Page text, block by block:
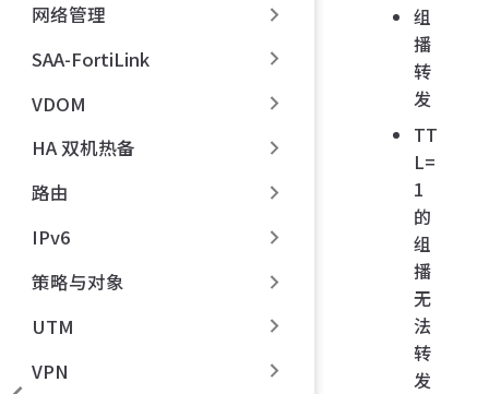
网络管理
SAA-FortiLink
VDOM
HA 双机热备
路由
IPv6
策略与对象
UTM
VPN
组
播
转
发
TT
L=
1
的
组
播
无
法
转
发